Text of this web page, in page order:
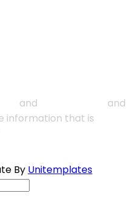
and
and
information that is
By Unitemplates